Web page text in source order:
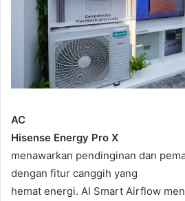
AC
Hisense Energy Pro X
menawarkan pendinginan dan
dengan fitur canggih yang
hemat energi. AI Smart Airflow